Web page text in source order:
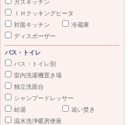
ガスキッチン
ＩＨクッキングヒータ
対面キッチン
冷蔵庫
ディスポーザー
バス・トイレ
バス・トイレ別
室内洗濯機置き場
独立洗面台
シャンプードレッサー
給湯
追い焚き
温水洗浄暖房便座